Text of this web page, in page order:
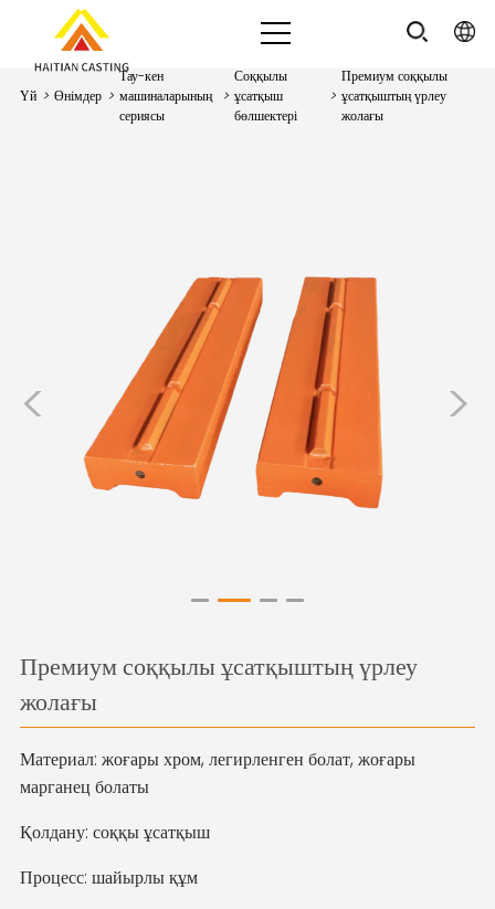
Үй > Өнімдер >
Тау-кен
машиналарының
сериясы
>
Соққылы
ұсатқыш
бөлшектері
>
Премиум соққылы
ұсатқыштың үрлеу
жолағы
>
<
Премиум соққылы ұсатқыштың үрлеу
жолағы
Материал: жоғары хром, легирленген болат, жоғары
марганец болаты
Қолдану: соққы ұсатқыш
Процесс: шайырлы құм